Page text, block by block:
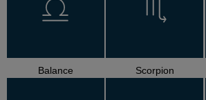
Balance Scorpion